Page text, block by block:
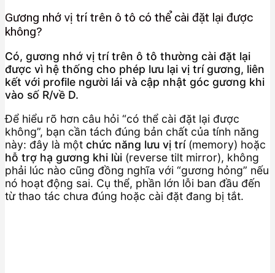
Gương nhớ vị trí trên ô tô có thể cài đặt lại được
không?
Có, gương nhớ vị trí trên ô tô thường cài đặt lại
được vì hệ thống cho phép lưu lại vị trí gương, liên
kết với profile người lái và cập nhật góc gương khi
vào số R/về D.
Để hiểu rõ hơn câu hỏi “có thể cài đặt lại được
không”, bạn cần tách đúng bản chất của tính năng
này: đây là một chức năng lưu vị trí(memory) hoặc
hỗ trợ hạ gương khi lùi (reverse tilt mirror), không
phải lúc nào cũng đồng nghĩa với “gương hỏng” nếu
nó hoạt động sai. Cụ thể, phần lớn lỗi ban đầu đến
từ thao tác chưa đúng hoặc cài đặt đang bị tắt.